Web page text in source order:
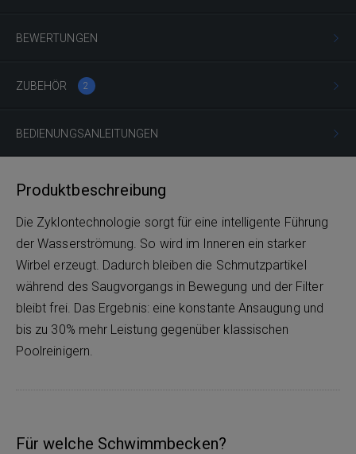
BEWERTUNGEN
ZUBEHÖR 2
BEDIENUNGSANLEITUNGEN
Produktbeschreibung
Die Zyklontechnologie sorgt für eine intelligente Führung
der Wasserströmung. So wird im Inneren ein starker
Wirbel erzeugt. Dadurch bleiben die Schmutzpartikel
während des Saugvorgangs in Bewegung und der Filter
bleibt frei. Das Ergebnis: eine konstante Ansaugung und
bis zu 30% mehr Leistung gegenüber klassischen
Poolreinigern.
Für welche Schwimmbecken?